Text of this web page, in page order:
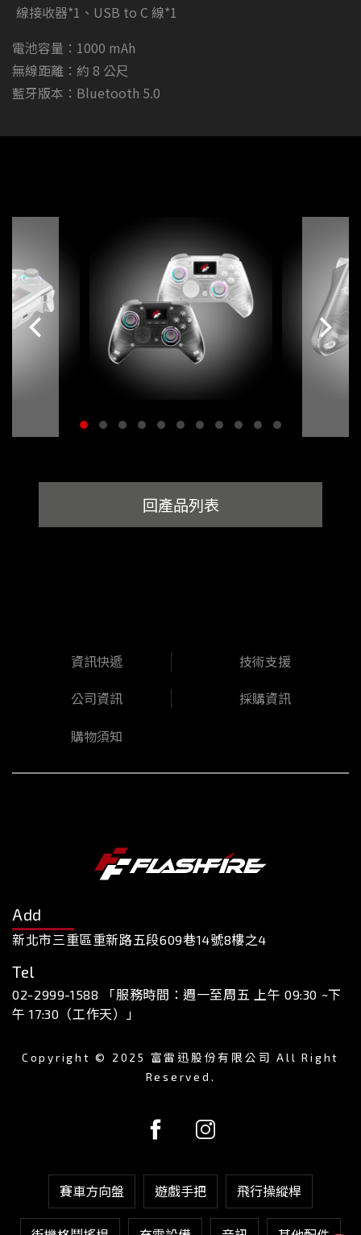
線接收器*1、USB to C 線*1
電池容量：1000 mAh
無線距離：約 8 公尺
藍牙版本：Bluetooth 5.0
回產品列表
資訊快遞 技術支援
公司資訊 採購資訊
購物須知
Add
新北市三重區重新路五段609巷14號8樓之4
Tel
02-2999-1588 「服務時間：週一至周五 上午 09:30 ~下
午 17:30（工作天）」
Copyright © 2025 富雷迅股份有限公司 All Right
Reserved.
賽車方向盤 遊戲手把 飛行操縱桿